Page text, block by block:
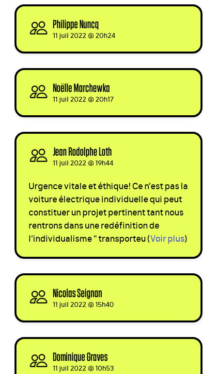
Philippe Nuncq
11 juil 2022 @ 20h24
Noëlle Marchewka
11 juil 2022 @ 20h17
Jean Rodolphe Loth
11 juil 2022 @ 19h44
Urgence vitale et éthique! Ce n’est pas la
voiture électrique individuelle qui peut
constituer un projet pertinent tant nous
rentrons dans une redéfinition de
l’individualisme " transporteu(Voir plus)
Nicolas Seignan
11 juil 2022 @ 15h40
Dominique Graves
11 juil 2022 @ 10h53